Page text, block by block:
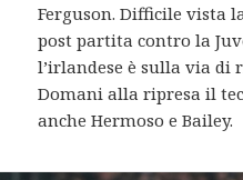
Ferguson. Difficile vista
post partita contro la
l’irlandese è sulla via di
Domani alla ripresa il
anche Hermoso e Bailey.